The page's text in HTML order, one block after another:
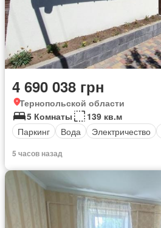
4 690 038 грн
Тернопольской области
5 Комнаты
139 кв.м
Паркинг
Вода Электричество
5 часов назад